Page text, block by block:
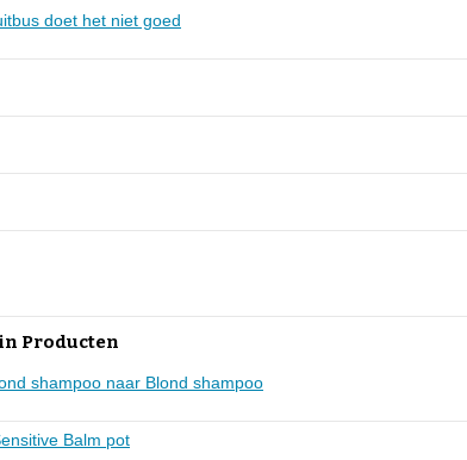
doet het niet goed
Producten
shampoo naar Blond shampoo
Balm pot